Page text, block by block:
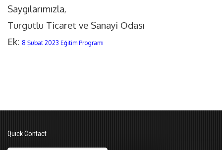
Saygılarımızla,
Turgutlu Ticaret ve Sanayi Odası
Ek: 8 Şubat 2023 Eğitim Programı
Quick Contact